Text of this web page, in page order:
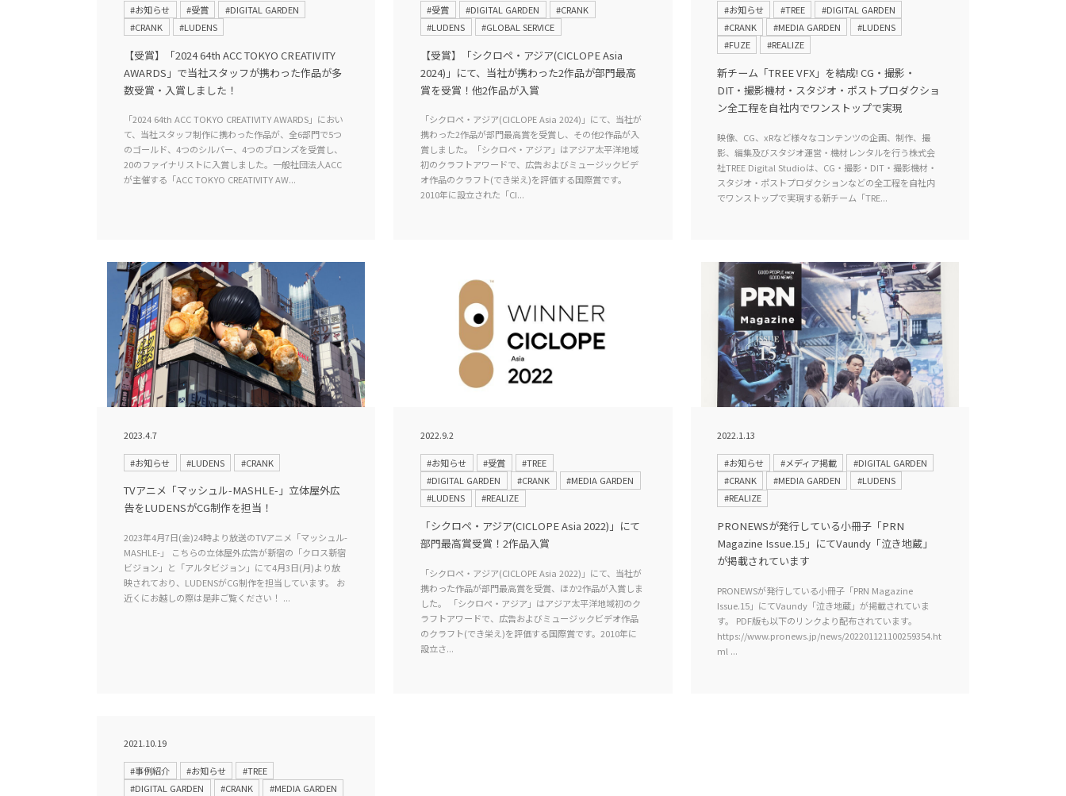
#お知らせ #受賞
#DIGITAL GARDEN
#CRANK
#LUDENS
【受賞】「2024 64th ACC TOKYO CREATIVITY
AWARDS」で当社スタッフが携わった作品が多
数受賞・入賞しました！
「2024 64th ACC TOKYO CREATIVITY AWARDS」におい
て、当社スタッフ制作に携わった作品が、全6部門で5つ
のゴールド、4つのシルバー、4つのブロンズを受賞し、
20のファイナリストに入賞しました。一般社団法人ACC
が主催する「ACC TOKYO CREATIVITY AW...
#受賞 #DIGITAL GARDEN
#CRANK
#LUDENS
#GLOBAL SERVICE
【受賞】「シクロペ・アジア(CICLOPE Asia
2024)」にて、当社が携わった2作品が部門最高
賞を受賞！他2作品が入賞
「シクロペ・アジア(CICLOPE Asia 2024)」にて、当社が
携わった2作品が部門最高賞を受賞し、その他2作品が入
賞しました。「シクロペ・アジア」はアジア太平洋地域
初のクラフトアワードで、広告およびミュージックビデ
オ作品のクラフト(でき栄え)を評価する国際賞です。
2010年に設立された「CI...
#お知らせ #TREE
#DIGITAL GARDEN
#CRANK
#MEDIA GARDEN
#LUDENS
#FUZE
#REALIZE
新チーム「TREE VFX」を結成! CG・撮影・
DIT・撮影機材・スタジオ・ポストプロダクショ
ン全工程を自社内でワンストップで実現
映像、CG、xRなど様々なコンテンツの企画、制作、撮
影、編集及びスタジオ運営・機材レンタルを行う株式会
社TREE Digital Studioは、CG・撮影・DIT・撮影機材・
スタジオ・ポストプロダクションなどの全工程を自社内
でワンストップで実現する新チーム「TRE...
2023.4.7
#お知らせ #LUDENS #CRANK
TVアニメ「マッシュル-MASHLE-」立体屋外広
告をLUDENSがCG制作を担当！
2023年4月7日(金)24時より放送のTVアニメ「マッシュル-
MASHLE-」 こちらの立体屋外広告が新宿の「クロス新宿
ビジョン」と「アルタビジョン」にて4月3日(月)より放
映されており、LUDENSがCG制作を担当しています。 お
近くにお越しの際は是非ご覧ください！ ...
2022.9.2
#お知らせ #受賞
#TREE
#DIGITAL GARDEN
#CRANK
#MEDIA GARDEN
#LUDENS
#REALIZE
「シクロペ・アジア(CICLOPE Asia 2022)」にて
部門最高賞受賞！2作品入賞
「シクロペ・アジア(CICLOPE Asia 2022)」にて、当社が
携わった作品が部門最高賞を受賞、ほか2作品が入賞しま
した。 「シクロペ・アジア」はアジア太平洋地域初のク
ラフトアワードで、広告およびミュージックビデオ作品
のクラフト(でき栄え)を評価する国際賞です。2010年に
設立さ...
2022.1.13
#お知らせ #メディア掲載
#DIGITAL GARDEN
#CRANK
#MEDIA GARDEN
#LUDENS
#REALIZE
PRONEWSが発行している小冊子「PRN
Magazine Issue.15」にてVaundy「泣き地蔵」
が掲載されています
PRONEWSが発行している小冊子「PRN Magazine
Issue.15」にてVaundy「泣き地蔵」が掲載されていま
す。 PDF版も以下のリンクより配布されています。
https://www.pronews.jp/news/202201121100259354.ht
ml ...
2021.10.19
#事例紹介 #お知らせ
#TREE
#DIGITAL GARDEN
#CRANK
#MEDIA GARDEN